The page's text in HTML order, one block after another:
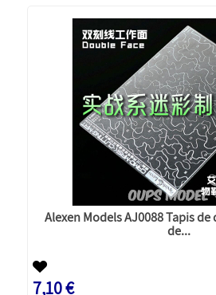
Alexen Models AJ0088 Tapis
de...
7,10 €